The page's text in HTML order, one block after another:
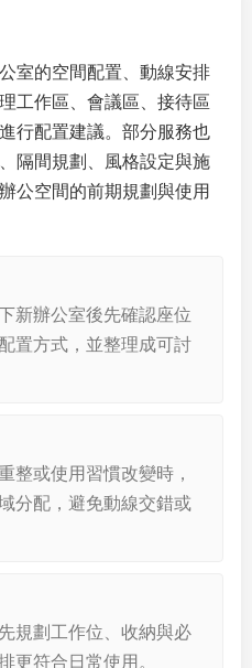
室的空間配置、動線安排
工作區、會議區、接待區
行配置建議。部分服務也
隔間規劃、風格設定與施
公空間的前期規劃與使用
新辦公室後先確認座位
置方式，並整理成可討
整或使用習慣改變時，
分配，避免動線交錯或
規劃工作位、收納與必
更符合日常使用。